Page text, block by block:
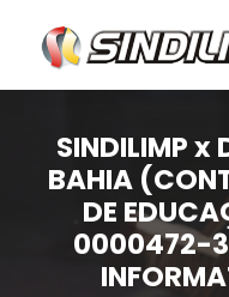
conteúdo
SINDILIMP x
BAHIA
DE
0000472-